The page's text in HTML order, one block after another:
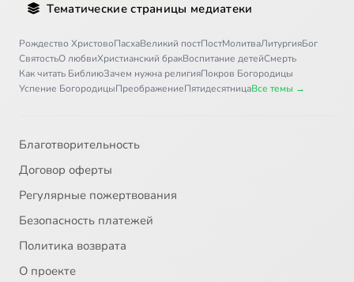
Тематические страницы медиатеки
Рождество ХристовоПасхаВеликий постПостМолитваЛитургияБог
СвятостьО любвиХристианский бракВоспитание детейСмерть
Как читать БиблиюЗачем нужна религияПокров Богородицы
Успение БогородицыПреображениеПятидесятницаВсе темы →
Благотворительность
Договор оферты
Регулярные пожертвования
Безопасность платежей
Политика возврата
О проекте